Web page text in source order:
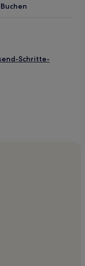
Schritte-
Area